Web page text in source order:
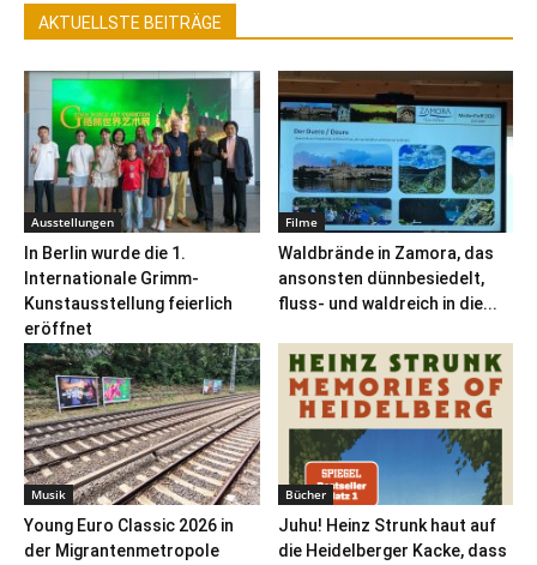
AKTUELLSTE BEITRÄGE
Ausstellungen
In Berlin wurde die 1.
Internationale Grimm-
Kunstausstellung feierlich
eröffnet
Filme
Waldbrände in Zamora, das
ansonsten dünnbesiedelt,
fluss- und waldreich in die...
Musik
Young Euro Classic 2026 in
der Migrantenmetropole
Bücher
Juhu! Heinz Strunk haut auf
die Heidelberger Kacke, dass